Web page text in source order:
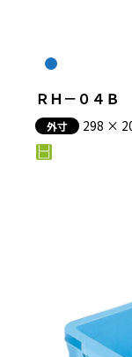
ＲＨ－０４Ｂ
外寸 298 ×